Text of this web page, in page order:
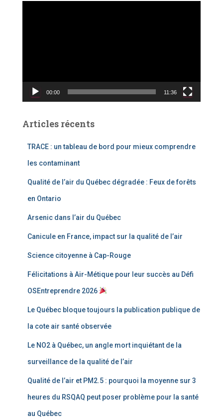
v
o
00:00 11:36
Articles récents
TRACE : un tableau de bord pour mieux comprendre
les contaminant
Qualité de l’air du Québec dégradée : Feux de forêts
en Ontario
Arsenic dans l’air du Québec
Canicule en France, impact sur la qualité de l’air
Science citoyenne à Cap-Rouge
Félicitations à Air-Métique pour leur succès au Défi
OSEntreprendre 2026
Le Québec bloque toujours la publication publique de
la cote air santé observée
Le NO2 à Québec, un angle mort inquiétant de la
surveillance de la qualité de l’air
Qualité de l’air et PM2.5 : pourquoi la moyenne sur 3
heures du RSQAQ peut poser problème pour la santé
au Québec